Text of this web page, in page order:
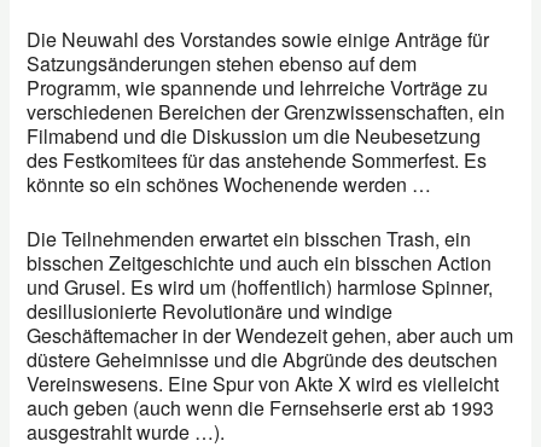
Die Neuwahl des Vorstandes sowie einige Anträge für
Satzungsänderungen stehen ebenso auf dem
Programm, wie spannende und lehrreiche Vorträge zu
verschiedenen Bereichen der Grenzwissenschaften, ein
Filmabend und die Diskussion um die Neubesetzung
des Festkomitees für das anstehende Sommerfest. Es
könnte so ein schönes Wochenende werden …
Die Teilnehmenden erwartet ein bisschen Trash, ein
bisschen Zeitgeschichte und auch ein bisschen Action
und Grusel. Es wird um (hoffentlich) harmlose Spinner,
desillusionierte Revolutionäre und windige
Geschäftemacher in der Wendezeit gehen, aber auch um
düstere Geheimnisse und die Abgründe des deutschen
Vereinswesens. Eine Spur von Akte X wird es vielleicht
auch geben (auch wenn die Fernsehserie erst ab 1993
ausgestrahlt wurde …).